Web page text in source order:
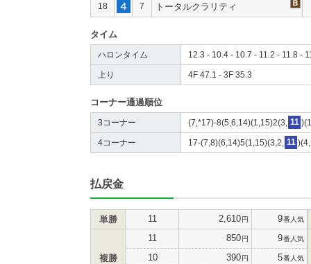
18 7 トータルクラリティ
タイム
ハロンタイム 12.3 - 10.4 - 10.7 - 11.2 - 11.8 -
上り 4F 47.1 - 3F 35.3
コーナー通過順位
3コーナー (7,*17)-8(5,6,14)(1,15)2(3, 11
4コーナー 17-(7,8)(6,14)5(1,15)(3,2, 11
払戻金
単勝 11 2,610円 9番人気
複勝
11 850円 9番人気
10 390円 5番人気